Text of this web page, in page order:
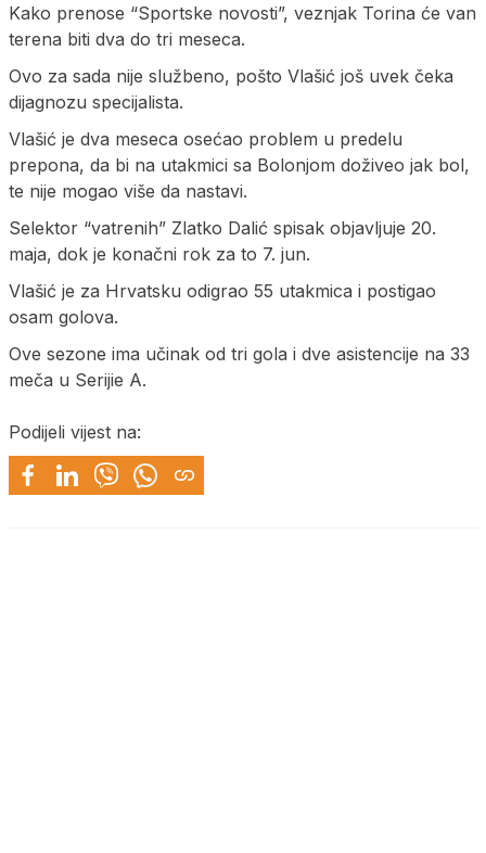
Kako prenose “Sportske novosti”, veznjak Torina će van
terena biti dva do tri meseca.
Ovo za sada nije službeno, pošto Vlašić još uvek čeka
dijagnozu specijalista.
Vlašić je dva meseca osećao problem u predelu
prepona, da bi na utakmici sa Bolonjom doživeo jak bol,
te nije mogao više da nastavi.
Selektor “vatrenih” Zlatko Dalić spisak objavljuje 20.
maja, dok je konačni rok za to 7. jun.
Vlašić je za Hrvatsku odigrao 55 utakmica i postigao
osam golova.
Ove sezone ima učinak od tri gola i dve asistencije na 33
meča u Serijie A.
Podijeli vijest na: